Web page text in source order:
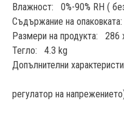
Влажност: 0%-90% RH (
Съдържание на
Размери на продукта: 286
Тегло: 4.3 kg
Допълнителни
AVR
регулатор на
функция